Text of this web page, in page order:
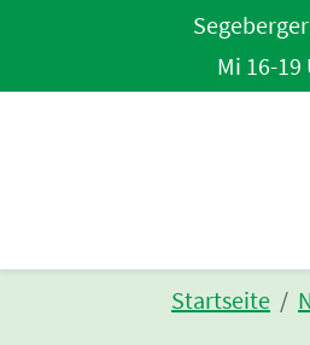
Mi 16-
Startseite